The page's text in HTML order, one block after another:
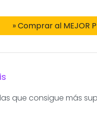
» Comprar al MEJOR
que consigue más